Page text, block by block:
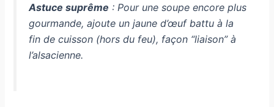
Astuce suprême : Pour une soupe encore plus
gourmande, ajoute un jaune d’œuf battu à la
fin de cuisson (hors du feu), façon “liaison” à
l’alsacienne.